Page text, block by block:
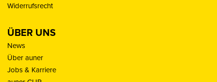
Widerrufsrecht
ÜBER UNS
News
Über auner
Jobs & Karriere